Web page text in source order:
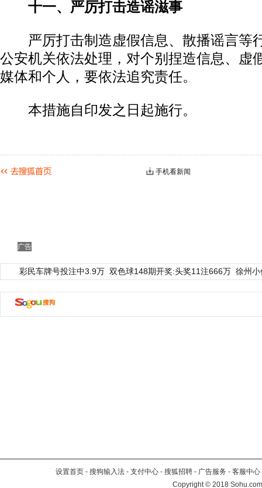
十一、严厉打击造谣滋事
严厉打击制造虚假信息、散播谣言等
公安机关依法处理，对个别捏造信息、虚
媒体和个人，要依法追究责任。
本措施自印发之日起施行。
手机看新闻
广告
彩民车牌号投注中3.9万 双色球148期开奖:头奖11注666万 徐州
设置首页 - 搜狗输入法 - 支付中心 - 搜狐招聘 - 广告服务 - 客服中心
Copyright©2018